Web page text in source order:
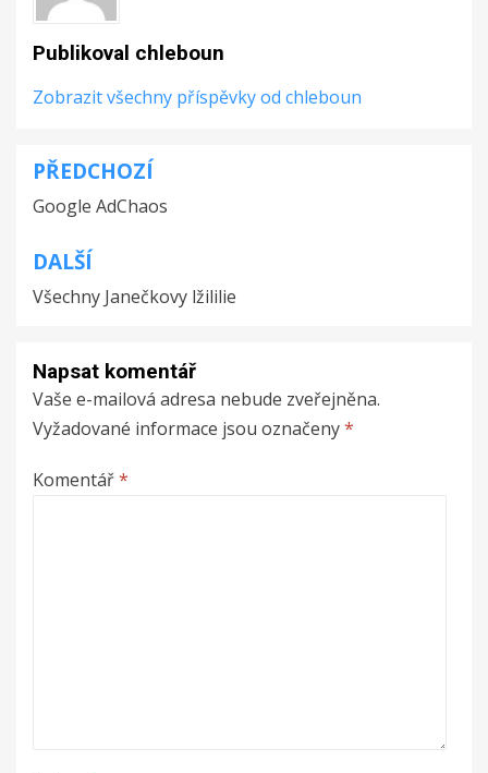
Publikoval chleboun
Zobrazit všechny příspěvky od chleboun
Navigace
pro
příspěvek
PŘEDCHOZÍ
Google AdChaos
DALŠÍ
Všechny Janečkovy lžililie
Napsat komentář
Vaše e-mailová adresa nebude zveřejněna.
Vyžadované informace jsou označeny*
Komentář*